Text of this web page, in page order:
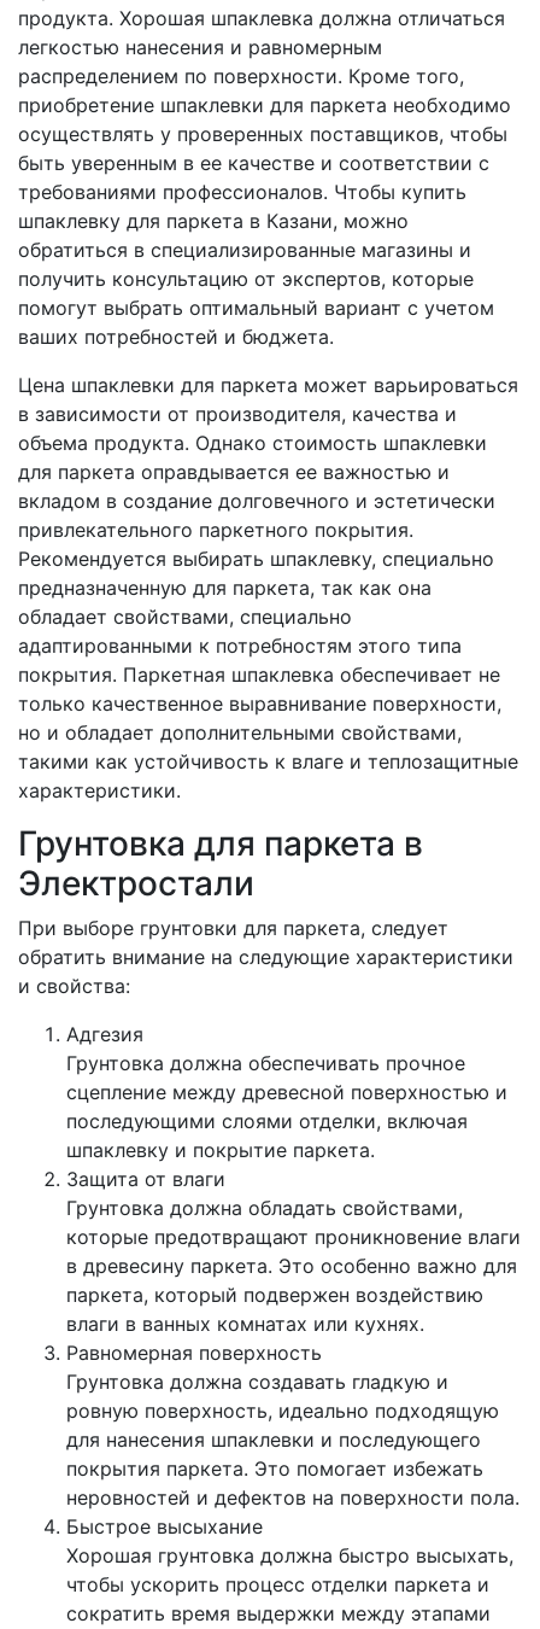
продукта. Хорошая шпаклевка должна отличаться
легкостью нанесения и равномерным
распределением по поверхности. Кроме того,
приобретение шпаклевки для паркета необходимо
осуществлять у проверенных поставщиков, чтобы
быть уверенным в ее качестве и соответствии с
требованиями профессионалов. Чтобы купить
шпаклевку для паркета в Казани, можно
обратиться в специализированные магазины и
получить консультацию от экспертов, которые
помогут выбрать оптимальный вариант с учетом
ваших потребностей и бюджета.
Цена шпаклевки для паркета может варьироваться
в зависимости от производителя, качества и
объема продукта. Однако стоимость шпаклевки
для паркета оправдывается ее важностью и
вкладом в создание долговечного и эстетически
привлекательного паркетного покрытия.
Рекомендуется выбирать шпаклевку, специально
предназначенную для паркета, так как она
обладает свойствами, специально
адаптированными к потребностям этого типа
покрытия. Паркетная шпаклевка обеспечивает не
только качественное выравнивание поверхности,
но и обладает дополнительными свойствами,
такими как устойчивость к влаге и теплозащитные
характеристики.
Грунтовка для паркета в
Электростали
При выборе грунтовки для паркета, следует
обратить внимание на следующие характеристики
и свойства:
Адгезия
Грунтовка должна обеспечивать прочное
сцепление между древесной поверхностью и
последующими слоями отделки, включая
шпаклевку и покрытие паркета.
Защита от влаги
Грунтовка должна обладать свойствами,
которые предотвращают проникновение влаги
в древесину паркета. Это особенно важно для
паркета, который подвержен воздействию
влаги в ванных комнатах или кухнях.
Равномерная поверхность
Грунтовка должна создавать гладкую и
ровную поверхность, идеально подходящую
для нанесения шпаклевки и последующего
покрытия паркета. Это помогает избежать
неровностей и дефектов на поверхности пола.
Быстрое высыхание
Хорошая грунтовка должна быстро высыхать,
чтобы ускорить процесс отделки паркета и
сократить время выдержки между этапами